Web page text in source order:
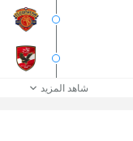
شاهد المزيد